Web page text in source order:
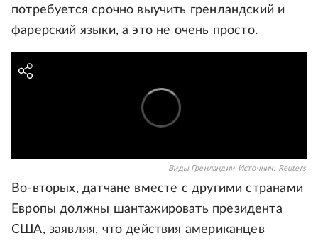
потребуется срочно выучить гренландский и
фарерский языки, а это не очень просто.
Виды Гренландии Источник: Reuters
Во-вторых, датчане вместе с другими странами
Европы должны шантажировать президента
США, заявляя, что действия американцев